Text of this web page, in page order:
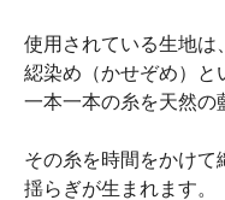
使用されている生地は
綛染め（かせぞめ）と
一本一本の糸を天然の
その糸を時間をかけて
揺らぎが生まれます。